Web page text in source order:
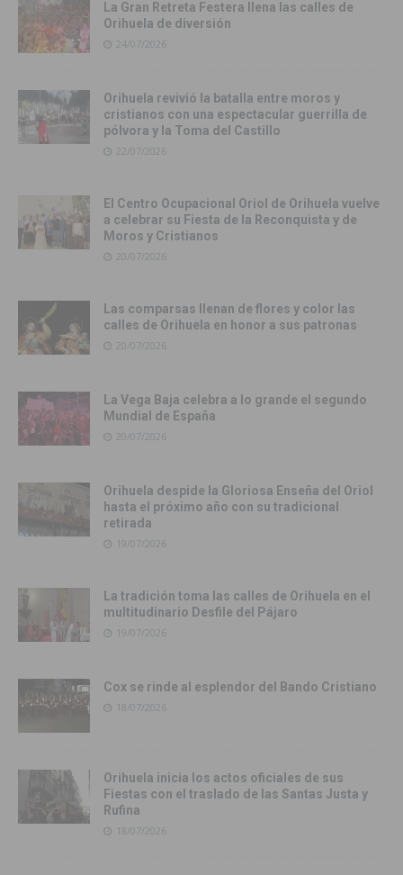
La Gran Retreta Festera llena las calles de
Orihuela de diversión
24/07/2026
Orihuela revivió la batalla entre moros y
cristianos con una espectacular guerrilla de
pólvora y la Toma del Castillo
22/07/2026
El Centro Ocupacional Oriol de Orihuela vuelve
a celebrar su Fiesta de la Reconquista y de
Moros y Cristianos
20/07/2026
Las comparsas llenan de flores y color las
calles de Orihuela en honor a sus patronas
20/07/2026
La Vega Baja celebra a lo grande el segundo
Mundial de España
20/07/2026
Orihuela despide la Gloriosa Enseña del Oriol
hasta el próximo año con su tradicional
retirada
19/07/2026
La tradición toma las calles de Orihuela en el
multitudinario Desfile del Pájaro
19/07/2026
Cox se rinde al esplendor del Bando Cristiano
18/07/2026
Orihuela inicia los actos oficiales de sus
Fiestas con el traslado de las Santas Justa y
Rufina
18/07/2026